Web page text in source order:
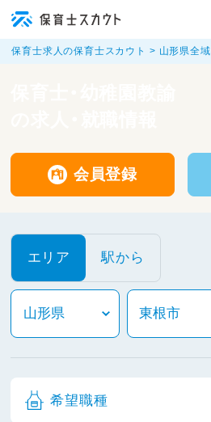
保育士求人の保育士スカウト 山形県全域
会員登録
エリア 駅から
希望職種